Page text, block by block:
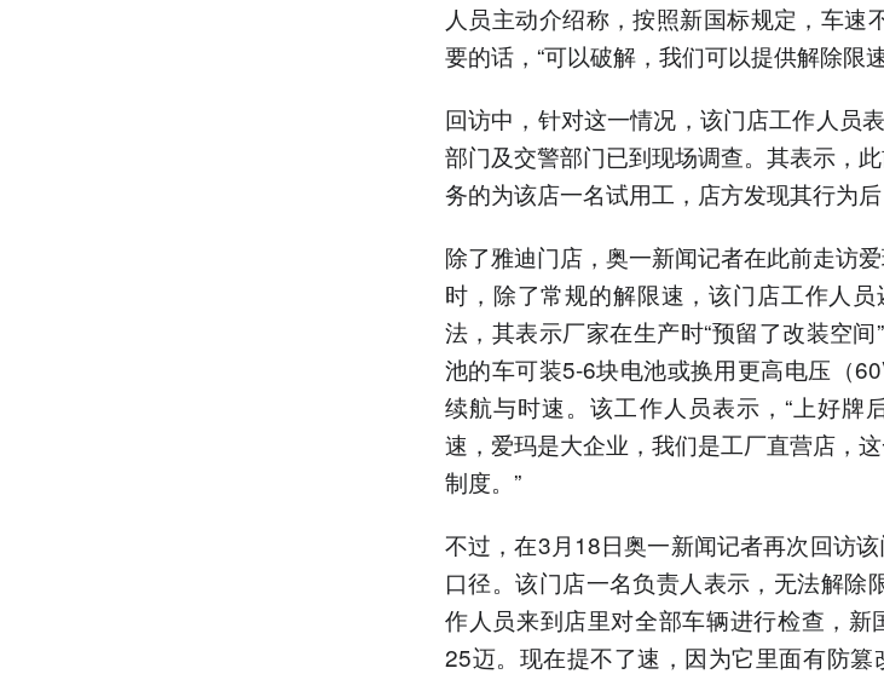
人员主动介绍称，按照新国标规定，车速
要的话，“可以破解，我们可以提供解除限
回访中，针对这一情况，该门店工作人员
部门及交警部门已到现场调查。其表示，
务的为该店一名试用工，店方发现其行为后
除了雅迪门店，奥一新闻记者在此前走访
时，除了常规的解限速，该门店工作人员
法，其表示厂家在生产时“预留了改装空
池的车可装5-6块电池或换用更高电压（
续航与时速。该工作人员表示，“上好牌
速，爱玛是大企业，我们是工厂直营店，
制度。”
不过，在3月18日奥一新闻记者再次回访
口径。该门店一名负责人表示，无法解除
作人员来到店里对全部车辆进行检查，
25迈。现在提不了速，因为它里面有防